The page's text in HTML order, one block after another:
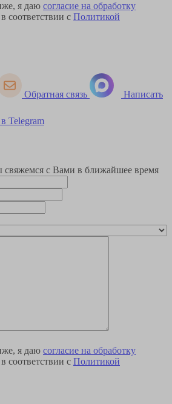
я даю согласие на обработку
в соответствии с Политикой
Обратная связь Написать
Telegram
свяжемся с Вами в ближайшее время
я даю согласие на обработку
в соответствии с Политикой